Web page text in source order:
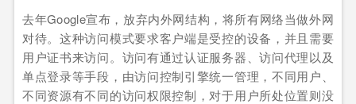
去年Google宣布，放弃内外网结构，将所有网络当做外网
对待。这种访问模式要求客户端是受控的设备，并且需要
用户证书来访问。访问有通过认证服务器、访问代理以及
单点登录等手段，由访问控制引擎统一管理，不同用户、
不同资源有不同的访问权限控制，对于用户所处位置则没